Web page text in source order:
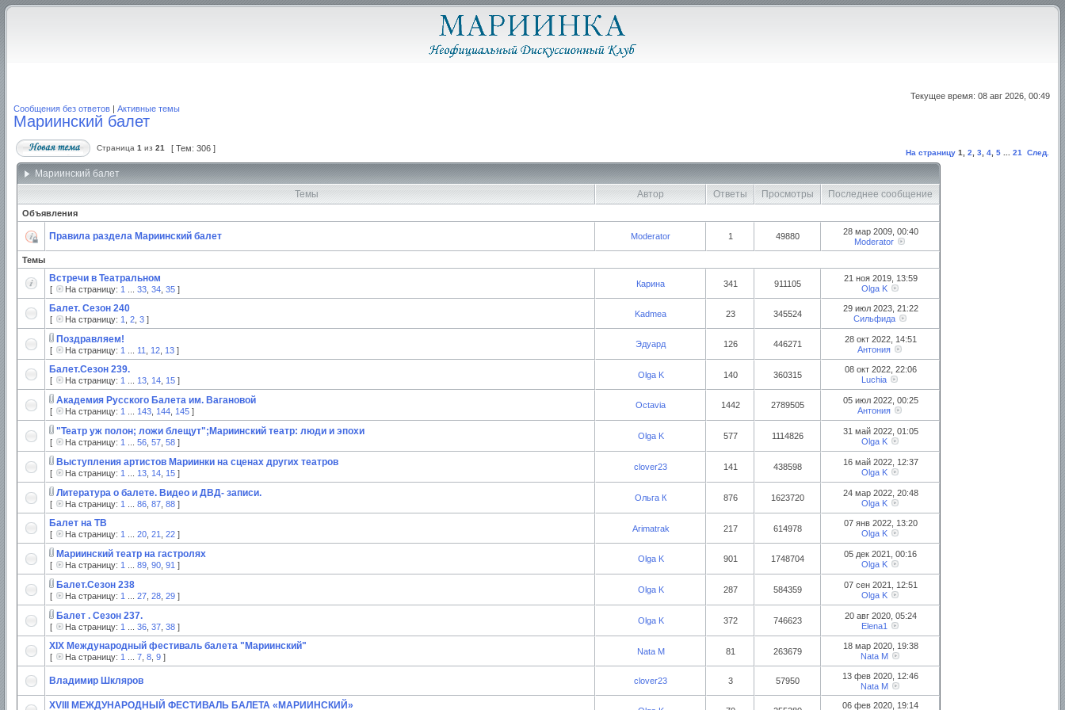
Текущее время: 08 авг 2026, 00:49
Сообщения без ответов | Активные темы
Мариинский балет
Страница 1 из 21 [ Тем: 306 ] На страницу 1 2 3 4 5 21 След.
Мариинский балет
Темы
Автор Ответы Просмотры Последнее сообщение
Объявления
Правила раздела Мариинский балет Moderator 1 49880
28 мар 2009, 00:40
Moderator
Темы
Встречи в Театральном
[ На страницу: 1 33 34 35 ]
Карина 341 911105
21 ноя 2019, 13:59
Olga K
Балет. Сезон 240
[ На страницу: 1 2 3 ]
Kadmea 23 345524
29 июл 2023, 21:22
Сильфида
Поздравляем!
[ На страницу: 1 11 12 13 ]
Эдуард 126 446271
28 окт 2022, 14:51
Антония
Балет.Сезон 239.
[ На страницу: 1 13 14 15 ]
Olga K 140 360315
08 окт 2022, 22:06
Luchia
Академия Русского Балета им. Вагановой
[ На страницу: 1 143 144 145 ]
Octavia 1442 2789505
05 июл 2022, 00:25
Антония
"Театр уж полон; ложи блещут";Мариинский театр: люди и эпохи
[ На страницу: 1 56 57 58 ]
Olga K 577 1114826
31 май 2022, 01:05
Olga K
Выступления артистов Мариинки на сценах других театров
[ На страницу: 1 13 14 15 ]
clover23 141 438598
16 май 2022, 12:37
Olga K
Литература о балете. Видео и ДВД- записи.
[ На страницу: 1 86 87 88 ]
Ольга К 876 1623720
24 мар 2022, 20:48
Olga K
Балет на ТВ
[ На страницу: 1 20 21 22 ]
Arimatrak 217 614978
07 янв 2022, 13:20
Olga K
Мариинский театр на гастролях
[ На страницу: 1 89 90 91 ]
Olga K 901 1748704
05 дек 2021, 00:16
Olga K
Балет.Сезон 238
[ На страницу: 1 27 28 29 ]
Olga K 287 584359
07 сен 2021, 12:51
Olga K
Балет . Сезон 237.
[ На страницу: 1 36 37 38 ]
Olga K 372 746623
20 авг 2020, 05:24
Elena1
XIX Международный фестиваль балета "Мариинский"
[ На страницу: 1 7 8 9 ]
Nata M 81 263679
18 мар 2020, 19:38
Nata M
Владимир Шкляров clover23 3 57950
13 фев 2020, 12:46
Nata M
XVIII МЕЖДУНАРОДНЫЙ ФЕСТИВАЛЬ БАЛЕТА «МАРИИНСКИЙ» 06 фев 2020, 19:14